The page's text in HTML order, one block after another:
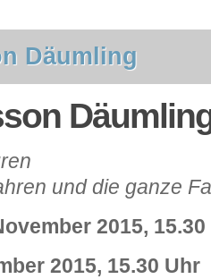
Däumling
und die ganze
2015,
2015, 15.30 Uhr